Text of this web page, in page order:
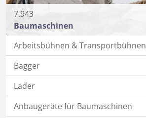
7.943
Baumaschinen
Arbeitsbühnen & Transportbühnen
Bagger
Lader
Anbaugeräte für Baumaschinen